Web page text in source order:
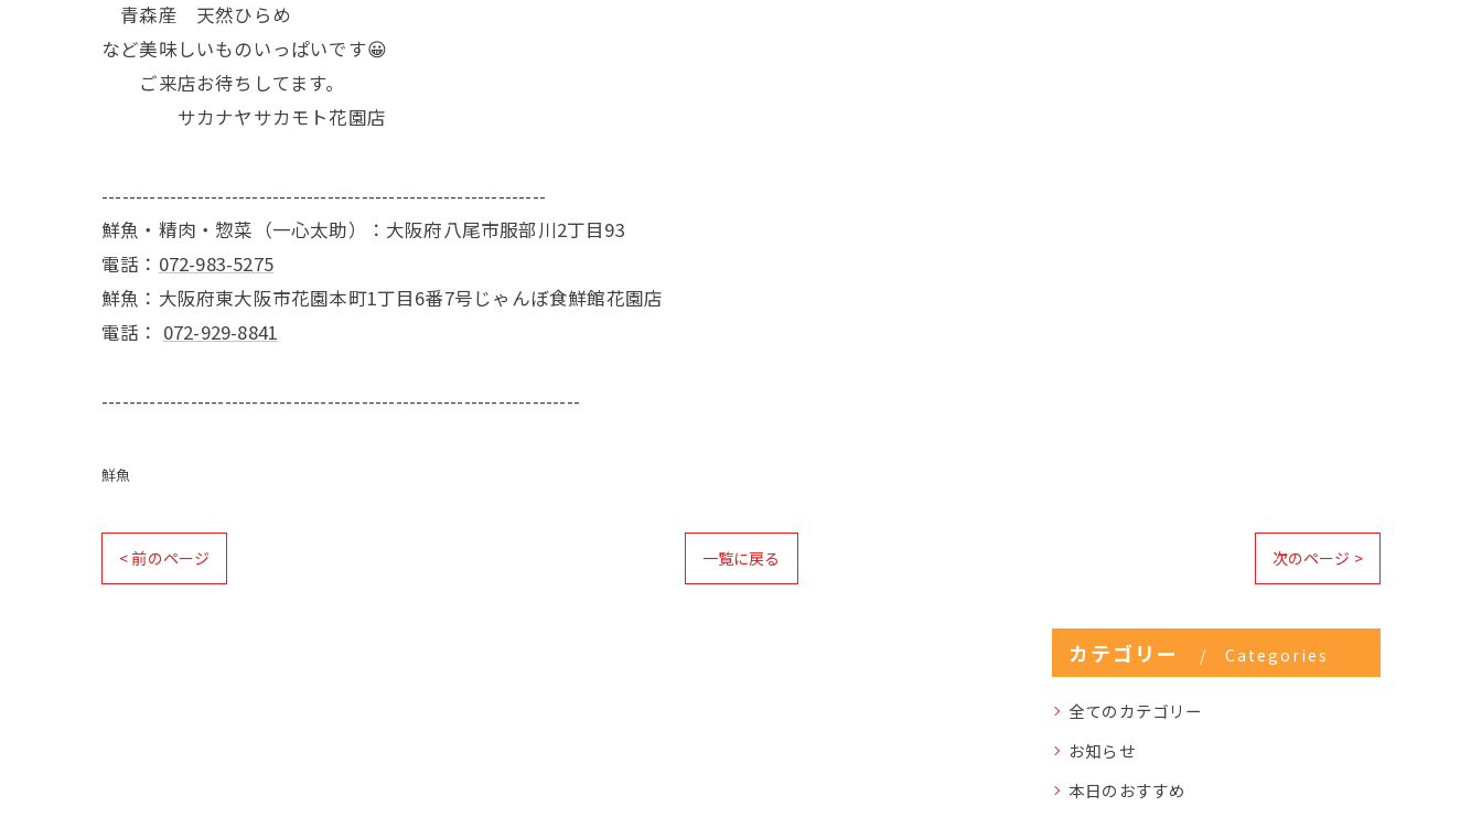
青森産 天然ひらめ
など美味しいものいっぱいです😀
ご来店お待ちしてます。
サカナヤサカモト花園店
-----------------------------------------------------------------
鮮魚・精肉・惣菜（一心太助）：大阪府八尾市服部川2丁目93
電話： 072-983-5275
鮮魚：大阪府東大阪市花園本町1丁目6番7号じゃんぼ食鮮館花園店
電話： 072-929-8841
----------------------------------------------------------------------
鮮魚
< 前のページ 一覧に戻る 次のページ >
カテゴリー Categories
全てのカテゴリー
お知らせ
本日のおすすめ